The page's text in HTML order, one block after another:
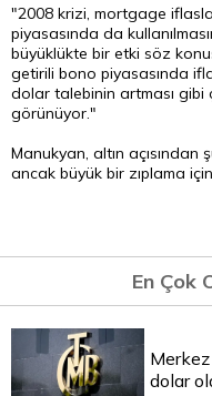
"2008 krizi, mortgage
piyasasında da
büyüklükte bir etki söz
getirili bono piyasasında
dolar talebinin artması
görünüyor."
Manukyan, altın
ancak büyük bir zıplama
En Çok
dolar